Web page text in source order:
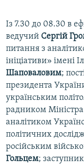
Із 7.30 до 08.30 в
ведучий Сергій
питання з
ініціативи» імені
Шаповаловим;
президента
українським
радником
аналітиком
політичних
російським
Гольцем;